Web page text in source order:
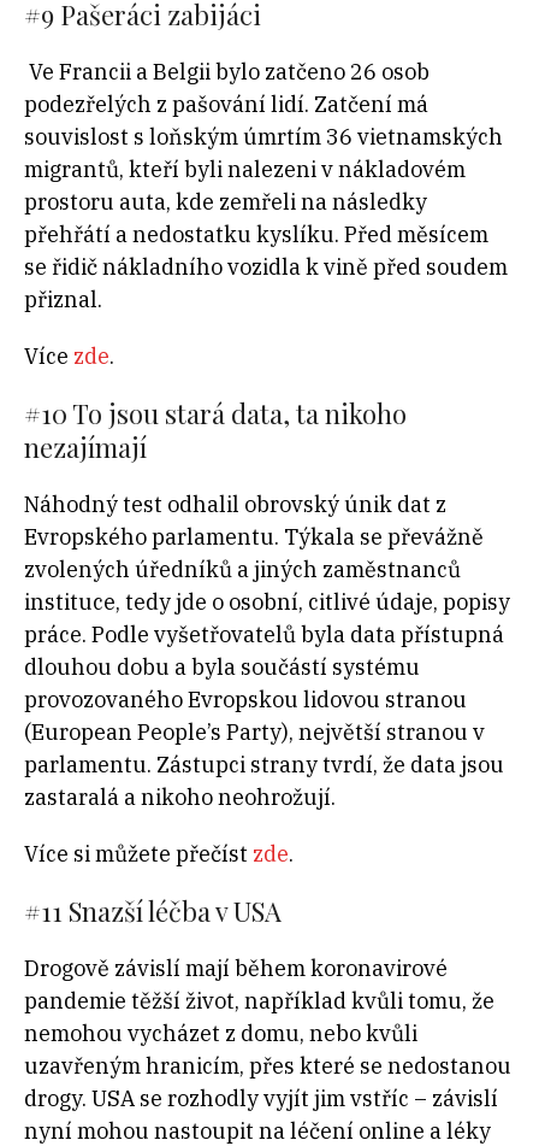
#9 Pašeráci zabijáci
Ve Francii a Belgii bylo zatčeno 26 osob
podezřelých z pašování lidí. Zatčení má
souvislost s loňským úmrtím 36 vietnamských
migrantů, kteří byli nalezeni v nákladovém
prostoru auta, kde zemřeli na následky
přehřátí a nedostatku kyslíku. Před měsícem
se řidič nákladního vozidla k vině před soudem
přiznal.
Více zde.
#10 To jsou stará data, ta nikoho
nezajímají
Náhodný test odhalil obrovský únik dat z
Evropského parlamentu. Týkala se převážně
zvolených úředníků a jiných zaměstnanců
instituce, tedy jde o osobní, citlivé údaje, popisy
práce. Podle vyšetřovatelů byla data přístupná
dlouhou dobu a byla součástí systému
provozovaného Evropskou lidovou stranou
(European People’s Party), největší stranou v
parlamentu. Zástupci strany tvrdí, že data jsou
zastaralá a nikoho neohrožují.
Více si můžete přečíst zde.
#11 Snazší léčba v USA
Drogově závislí mají během koronavirové
pandemie těžší život, například kvůli tomu, že
nemohou vycházet z domu, nebo kvůli
uzavřeným hranicím, přes které se nedostanou
drogy. USA se rozhodly vyjít jim vstříc – závislí
nyní mohou nastoupit na léčení online a léky